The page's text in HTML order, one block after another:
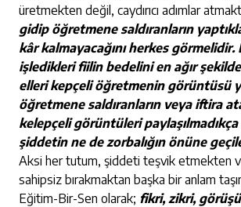
üretmekten değil, caydırıcı adımlar
gidip öğretmene saldıranların
kâr kalmayacağını herkes görmelidir.
işledikleri fiilin bedelini en ağır
elleri kepçeli öğretmenin görüntüsü
öğretmene saldıranların veya iftira
kelepçeli görüntüleri
şiddetin ne de zorbalığın önüne
Aksi her tutum, şiddeti teşvik etmekten
sahipsiz bırakmaktan başka bir anlam
Eğitim-Bir-Sen olarak; fikri, zikri,